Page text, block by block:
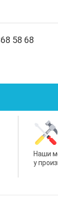
58 68
Наши
у